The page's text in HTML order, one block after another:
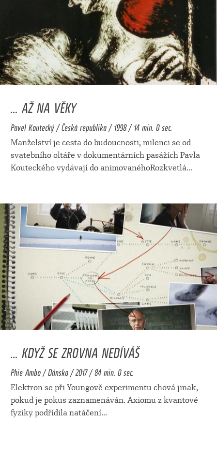
... AŽ NA VĚKY
Pavel Koutecký / Česká republika / 1998 / 14 min. 0 sec.
Manželství je cesta do budoucnosti, milenci se od
svatebního oltáře v dokumentárních pasážích Pavla
Kouteckého vydávají do animovanéhoRozkvetlá...
... KDYŽ SE ZROVNA NEDÍVÁŠ
Phie Ambo / Dánsko / 2017 / 84 min. 0 sec.
Elektron se při Youngově experimentu chová jinak,
pokud je pokus zaznamenáván. Axiomu z kvantové
fyziky podřídila natáčení...